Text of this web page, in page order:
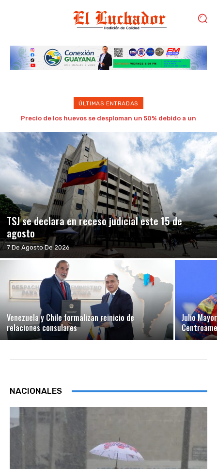
ÚLTIMAS ENTRADAS
TSJ se declara en receso judicial este 15 de agosto
TSJ se declara en receso judicial este 15 de
agosto
7 De Agosto De 2026
Venezuela y Chile formalizan reinicio de
relaciones consulares
Julio
NACIONALES